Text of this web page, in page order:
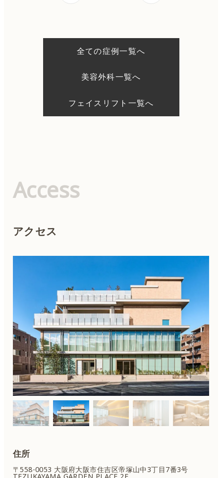
全ての症例一覧へ
美容外科一覧へ
フェイスリフト一覧へ
Access
アクセス
住所
〒558-0053 大阪府大阪市住吉区帝塚山中3丁目7番3号